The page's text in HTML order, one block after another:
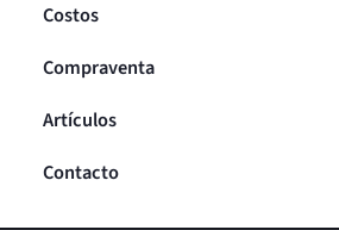
Costos
Compraventa
Artículos
Contacto